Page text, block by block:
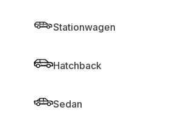
Stationwagen
Hatchback
Sedan